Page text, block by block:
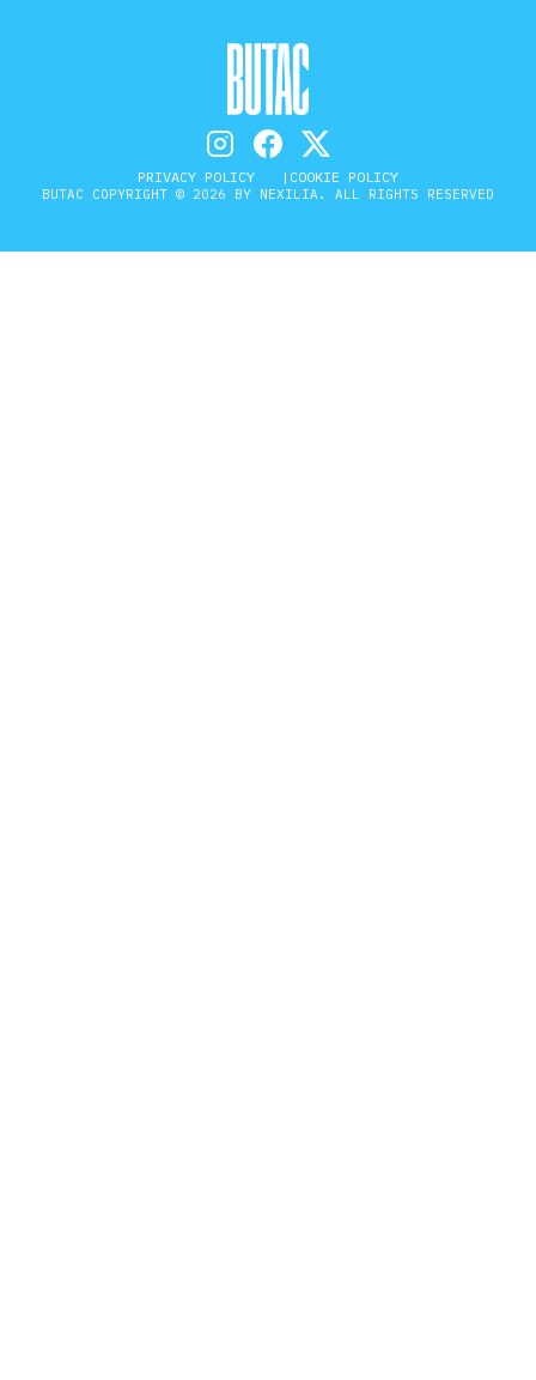
PRIVACY POLICY COOKIE POLICY
BUTAC COPYRIGHT © 2026 BY NEXILIA. ALL RIGHTS RESERVED